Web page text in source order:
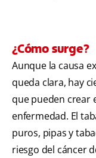
¿Cómo surge?
Aunque la causa
queda clara, hay
que pueden crear
enfermedad. El
puros, pipas y
riesgo del cáncer